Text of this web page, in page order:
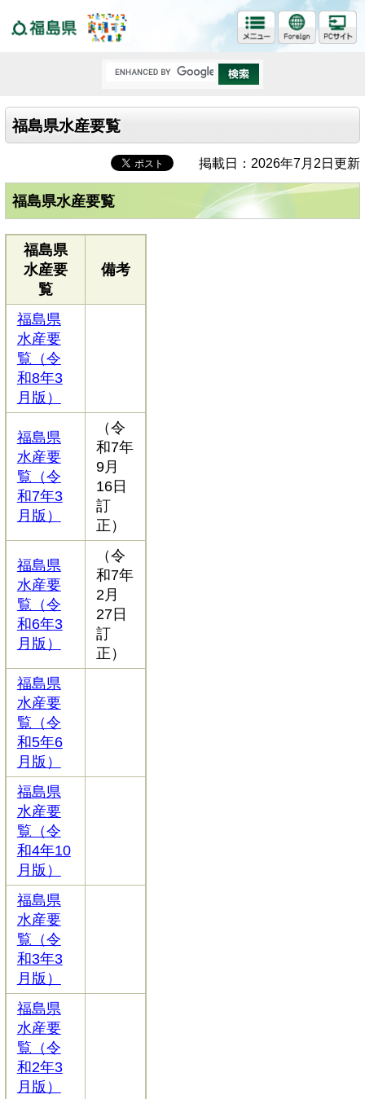
福島県水産要覧
掲載日：2026年7月2日更新
福島県水産要覧
福島県
水産要
覧
備考
福島県
水産要
覧（令
和8年3
月版）
福島県
水産要
覧（令
和7年3
月版）
（令
和7年
9月
16日
訂
正）
福島県
水産要
覧（令
和6年3
月版）
（令
和7年
2月
27日
訂
正）
福島県
水産要
覧（令
和5年6
月版）
福島県
水産要
覧（令
和4年10
月版）
福島県
水産要
覧（令
和3年3
月版）
福島県
水産要
覧（令
和2年3
月版）